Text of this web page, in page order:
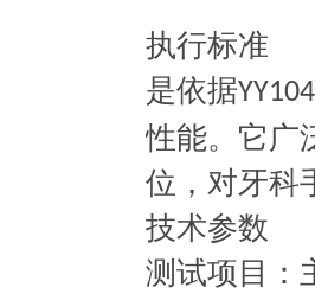
执行标准
是依据
性能。它广
位，对牙科
技术参数
测试项目：